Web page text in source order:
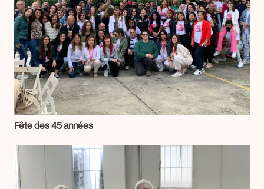
Fête des 45 années